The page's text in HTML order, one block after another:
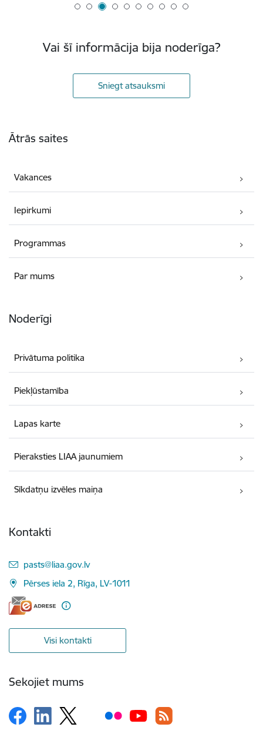
Vai šī informācija bija noderīga?
Sniegt atsauksmi
Ātrās saites
Vakances
Iepirkumi
Programmas
Par mums
Noderīgi
Privātuma politika
Piekļūstamība
Lapas karte
Pieraksties LIAA jaunumiem
Sīkdatņu izvēles maiņa
Kontakti
E-pasts:
pasts@liaa.gov.lv
Pērses iela 2, Rīga, LV-1011
Visi kontakti
Sekojiet mums